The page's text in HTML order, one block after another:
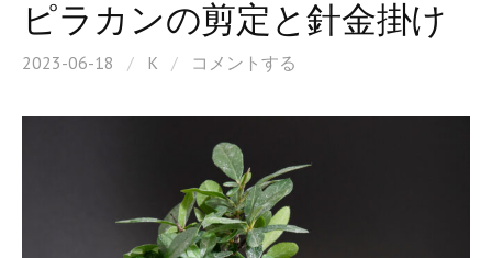
ピラカンの剪定と針金掛け
2023-06-18 / K / コメントする